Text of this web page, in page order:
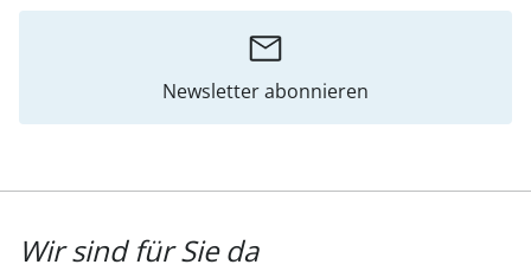
Newsletter abonnieren
Wir sind für Sie da